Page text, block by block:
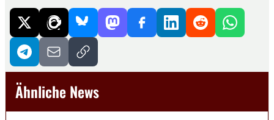
Ähnliche News